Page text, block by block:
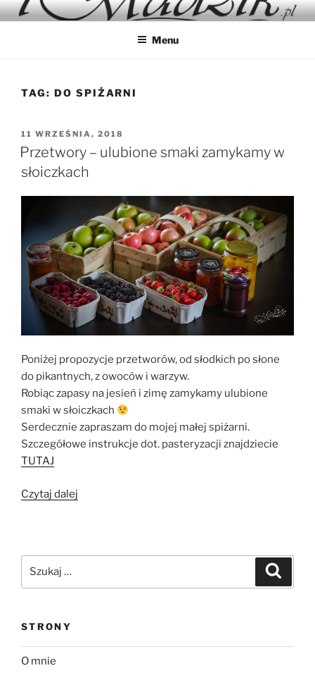
Przejdź
do
IMADZIK
Blog Kulinarny
Menu
TAG: DO SPIŻARNI
OPUBLIKOWANE
W
11 WRZEŚNIA, 2018
Przetwory – ulubione smaki zamykamy w
słoiczkach
Poniżej propozycje przetworów, od słodkich po słone
do pikantnych, z owoców i warzyw.
Robiąc zapasy na jesień i zimę zamykamy ulubione
smaki w słoiczkach
Serdecznie zapraszam do mojej małej spiżarni.
Szczegółowe instrukcje dot. pasteryzacji znajdziecie
TUTAJ
Czytaj dalej
STRONY
O mnie